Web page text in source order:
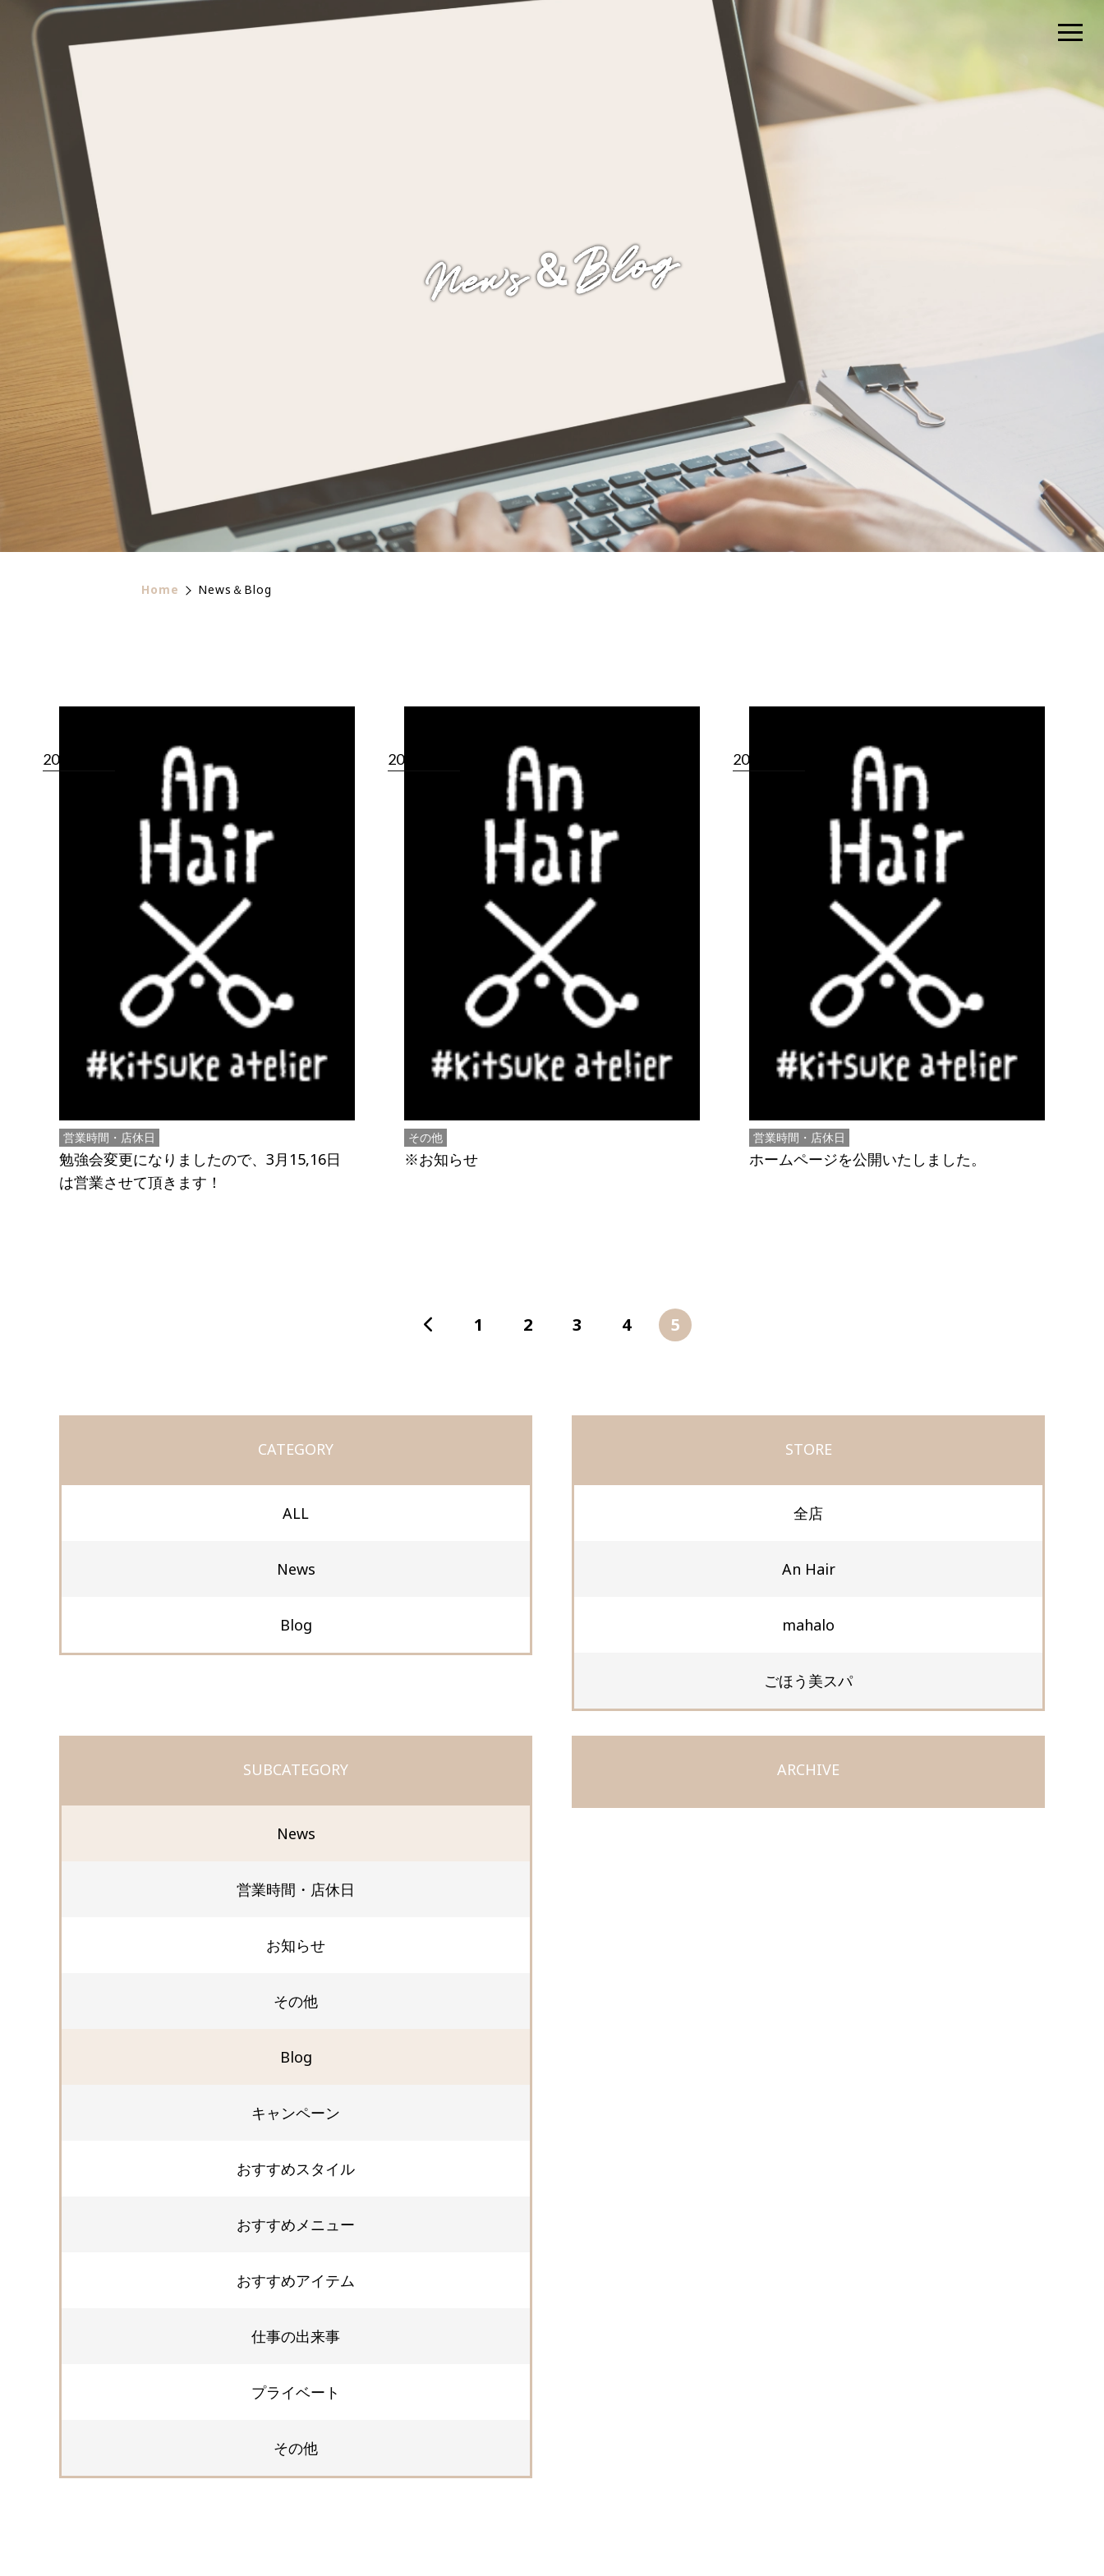
News＆Blog
Home News＆Blog
2021.03.03
営業時間・店休日
勉強会変更になりましたので、3月15,16日
は営業させて頂きます！
2019.10.01
その他
※お知らせ
2019.02.20
営業時間・店休日
ホームページを公開いたしました。
1 2 3 4 5
CATEGORY
ALL
News
Blog
STORE
全店
An Hair
mahalo
ごほう美スパ
SUBCATEGORY
News
営業時間・店休日
お知らせ
その他
Blog
キャンペーン
おすすめスタイル
おすすめメニュー
おすすめアイテム
仕事の出来事
プライベート
その他
ARCHIVE